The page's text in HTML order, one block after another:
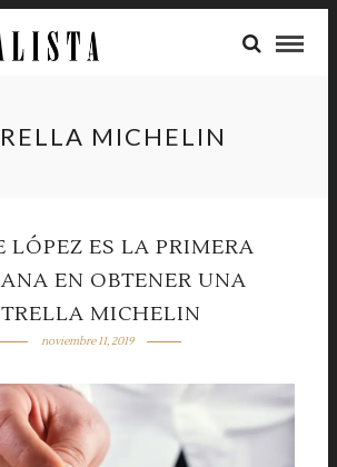
MICHELIN
LÓPEZ ES LA PRIMERA
EN OBTENER UNA
MICHELIN
noviembre 11, 2019